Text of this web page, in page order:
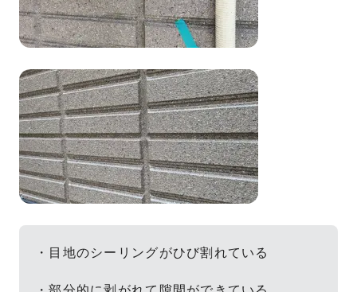
・目地のシーリングがひび割れている